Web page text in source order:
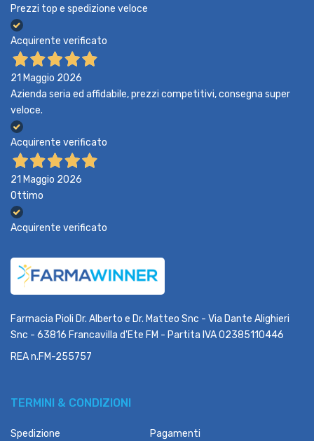
Prezzi top e spedizione veloce
Acquirente verificato
21 Maggio 2026
Azienda seria ed affidabile, prezzi competitivi, consegna super
veloce.
Acquirente verificato
21 Maggio 2026
Ottimo
Acquirente verificato
Farmacia Pioli Dr. Alberto e Dr. Matteo Snc - Via Dante Alighieri
Snc - 63816 Francavilla d'Ete FM - Partita IVA 02385110446
REA n.FM-255757
TERMINI & CONDIZIONI
Spedizione
Pagamenti